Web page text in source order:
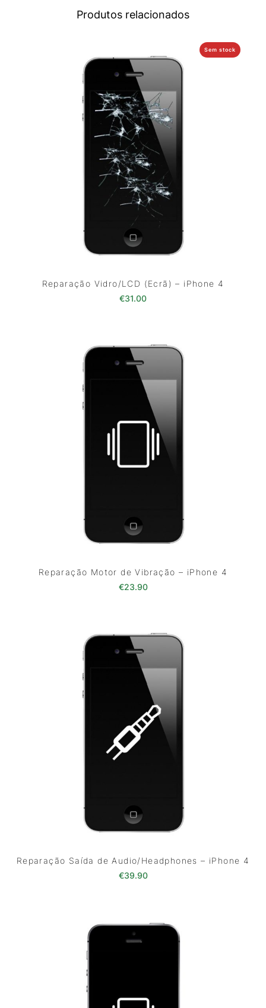
Produtos relacionados
Sem stock
Reparação Vidro/LCD (Ecrã) – iPhone 4
€31.00
Reparação Motor de Vibração – iPhone 4
€23.90
Reparação Saída de Audio/Headphones – iPhone 4
€39.90